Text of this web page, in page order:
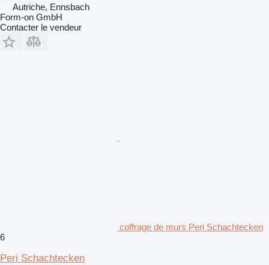
Autriche, Ennsbach
Form-on GmbH
Contacter le vendeur
coffrage de murs Peri Schachtecken
6
Peri Schachtecken